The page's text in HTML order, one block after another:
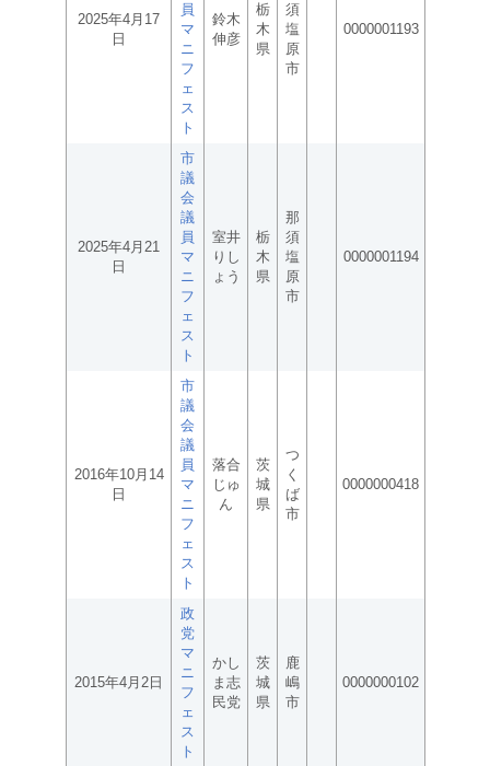
2025年4月17
日
員
マ
ニ
フ
ェ
ス
ト
鈴木
伸彦
栃
木
県
須
塩
原
市
0000001193
2025年4月21
日
市
議
会
議
員
マ
ニ
フ
ェ
ス
ト
室井
りし
ょう
栃
木
県
那
須
塩
原
市
0000001194
2016年10月14
日
市
議
会
議
員
マ
ニ
フ
ェ
ス
ト
落合
じゅ
ん
茨
城
県
つ
く
ば
市
0000000418
2015年4月2日
政
党
マ
ニ
フ
ェ
ス
ト
かし
ま志
民党
茨
城
県
鹿
嶋
市
0000000102